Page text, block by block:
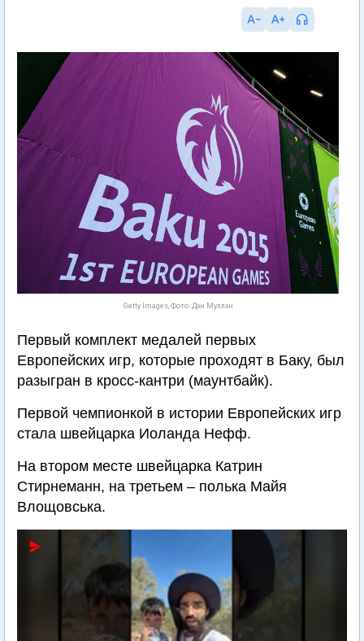
Getty Images, Фото: Дэн Муллэн
Первый комплект медалей первых
Европейских игр, которые проходят в Баку, был
разыгран в кросс-кантри (маунтбайк).
Первой чемпионкой в истории Европейских игр
стала швейцарка Иоланда Нефф.
На втором месте швейцарка Катрин
Стирнеманн, на третьем – полька Майя
Влощовська.